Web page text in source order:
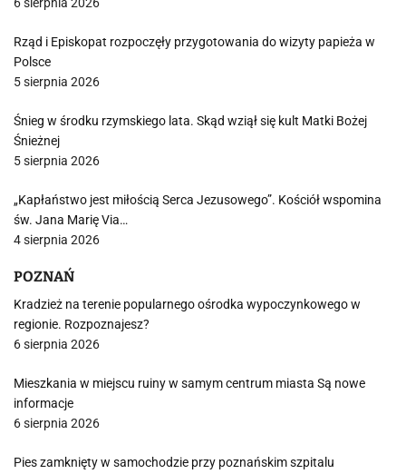
Rząd i Episkopat rozpoczęły przygotowania do wizyty papieża w
Polsce
5 sierpnia 2026
Śnieg w środku rzymskiego lata. Skąd wziął się kult Matki Bożej
Śnieżnej
5 sierpnia 2026
„Kapłaństwo jest miłością Serca Jezusowego”. Kościół wspomina
św. Jana Marię Via…
4 sierpnia 2026
POZNAŃ
Kradzież na terenie popularnego ośrodka wypoczynkowego w
regionie. Rozpoznajesz?
6 sierpnia 2026
Mieszkania w miejscu ruiny w samym centrum miasta Są nowe
informacje
6 sierpnia 2026
Pies zamknięty w samochodzie przy poznańskim szpitalu